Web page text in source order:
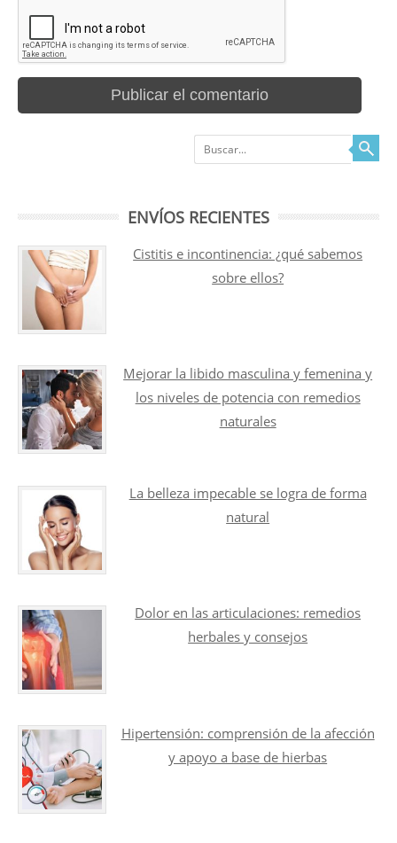
Buscar
ENVÍOS RECIENTES
Cistitis e incontinencia: ¿qué sabemos
sobre ellos?
Mejorar la libido masculina y femenina y
los niveles de potencia con remedios
naturales
La belleza impecable se logra de forma
natural
Dolor en las articulaciones: remedios
herbales y consejos
Hipertensión: comprensión de la afección
y apoyo a base de hierbas